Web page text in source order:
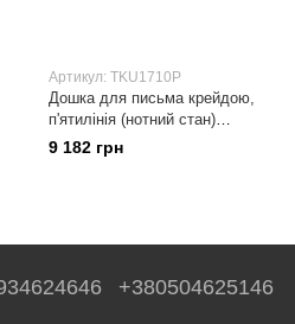
Артикул: TKU1710Р
Дошка для письма крейдою,
п'ятилінія (нотний стан)
100х170 см
9 182 грн
+380504625146